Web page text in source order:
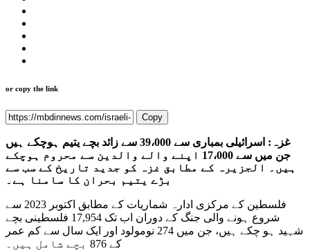
or copy the link
Copy
غزہ: اسرائیلی بمباری سے 39،000 سے زائد بچے یتیم ہوچکے ہیں
جن میں سے 17،000 اپنے والے والدین سے محروم ہوچکے
ہیں۔ الجزیرہ کے مطابق غزہ کو جدید تاریخ کے سب سے
بڑے یتیم بحران کا سامنا ہے۔
فلسطین کے مرکزی ادارہ شماریات کے مطابق اکتوبر 2023 سے
شروع ہونے والی جنگ کے دوران اب تک 17,954 فلسطینی بچے
شہید ہو چکے ہیں، جن میں 274 نومولود اور ایک سال سے کم عمر
کے 876 بچے شامل ہیں۔